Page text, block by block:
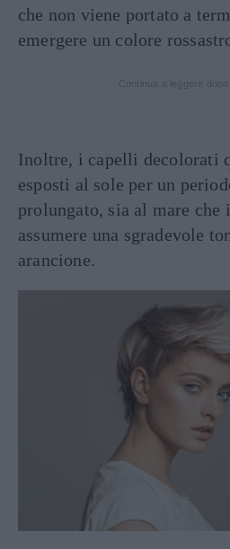
che non viene portato a
emergere un colore
Inoltre, i capelli decolorati
esposti al sole per un
prolungato, sia al mare che
assumere una sgradevole
arancione.